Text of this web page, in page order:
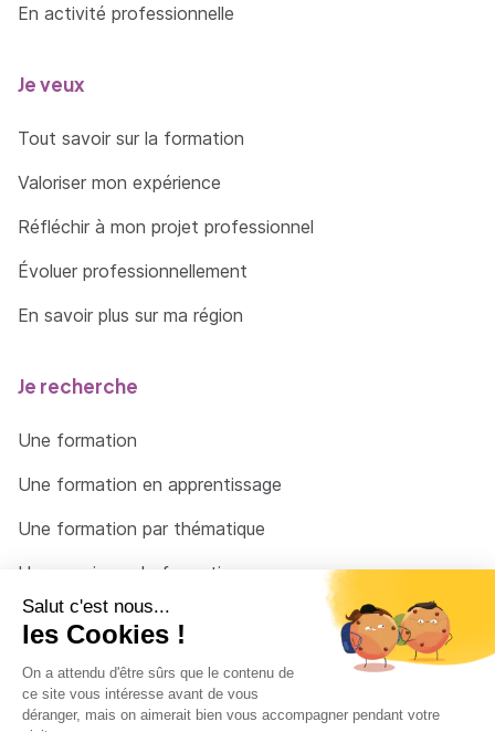
En activité professionnelle
Je veux
Tout savoir sur la formation
Valoriser mon expérience
Réfléchir à mon projet professionnel
Évoluer professionnellement
En savoir plus sur ma région
Je recherche
Une formation
Une formation en apprentissage
Une formation par thématique
Un organisme de formation
Un conseiller